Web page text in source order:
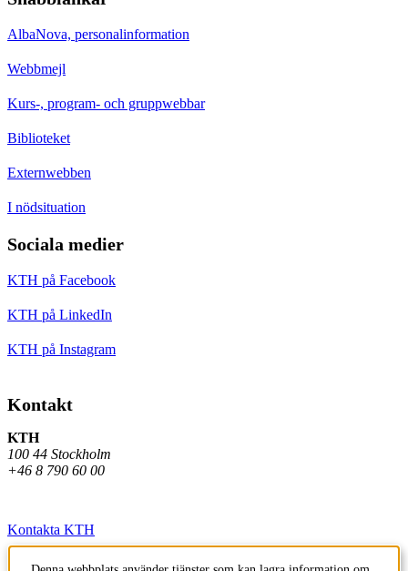
AlbaNova, personalinformation
Webbmejl
Kurs-, program- och gruppwebbar
Biblioteket
Externwebben
I nödsituation
Sociala medier
KTH på Facebook
KTH på LinkedIn
KTH på Instagram
Kontakt
KTH
100 44 Stockholm
+46 8 790 60 00
Kontakta KTH
Jobba på KTH